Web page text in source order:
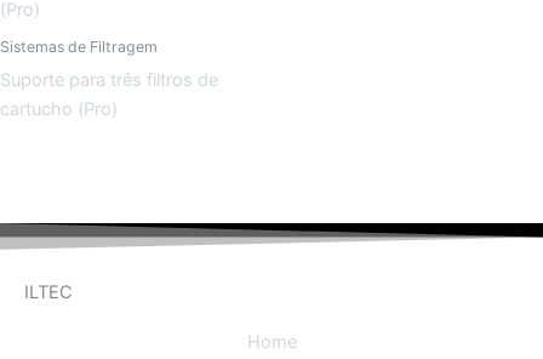
Sistemas de Filtragem
Suporte para três filtros de
cartucho (Pro)
ILTEC
Home